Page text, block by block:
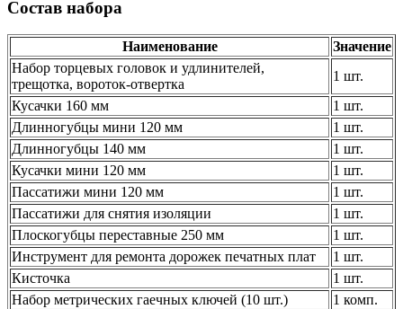
Состав набора
Наименование
Значение
Набор торцевых головок и удлинителей,
трещотка, вороток-отвертка
1 шт.
Кусачки 160 мм
1 шт.
Длинногубцы мини 120 мм
1 шт.
Длинногубцы 140 мм
1 шт.
Кусачки мини 120 мм
1 шт.
Пассатижи мини 120 мм
1 шт.
Пассатижи для снятия изоляции
1 шт.
Плоскогубцы переставные 250 мм
1 шт.
Инструмент для ремонта дорожек печатных плат
1 шт.
Кисточка
1 шт.
Набор метрических гаечных ключей (10 шт.)
1 комп.